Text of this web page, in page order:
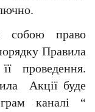
собою право
Правила
проведення.
Акції буде
каналі “